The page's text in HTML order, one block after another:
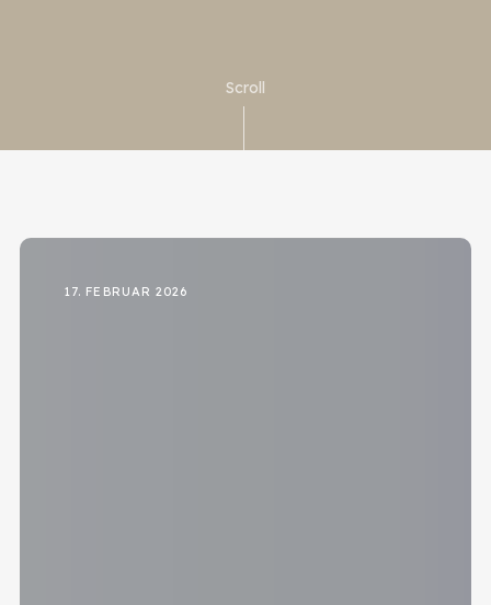
Scroll
17. FEBRUAR 2026